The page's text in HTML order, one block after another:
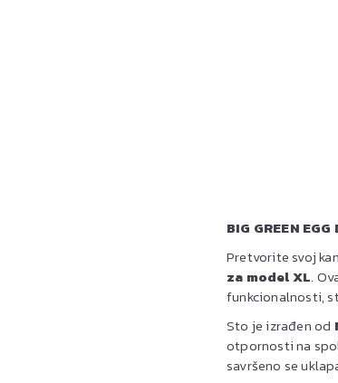
BIG GREEN
Pretvorite svoj
za model XL.
funkcionalnosti,
Sto je izrađen od
otpornosti na
savršeno se